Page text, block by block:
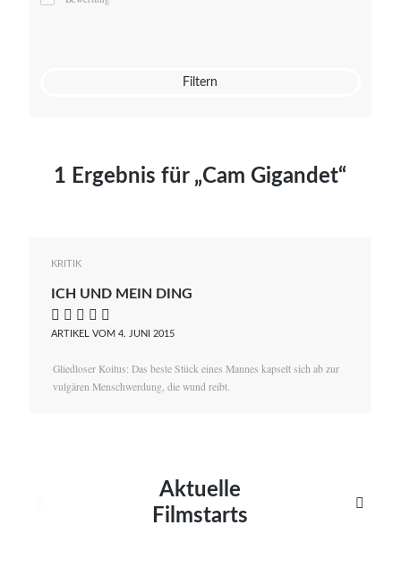
Mato von Vogelstein
Filtern
1 Ergebnis für „Cam Gigandet“
KRITIK
ICH UND MEIN DING
    
ARTIKEL VOM 4. JUNI 2015
Gliedloser Koitus: Das beste Stück eines Mannes kapselt sich ab zur
vulgären Menschwerdung, die wund reibt.
Aktuelle
Filmstarts
